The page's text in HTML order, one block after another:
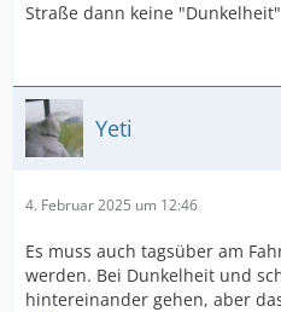
Straße dann keine "Dunkelheit"
Yeti
4. Februar 2025 um 12:46
Es muss auch tagsüber am
werden. Bei Dunkelheit und
hintereinander gehen, aber